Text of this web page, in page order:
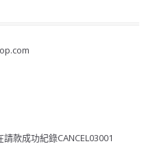
款成功紀錄CANCEL03001